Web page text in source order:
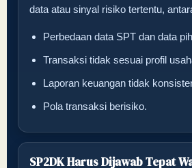
data atau sinyal risiko tertentu,
Perbedaan data SPT dan data
Transaksi tidak sesuai profil
Laporan keuangan tidak
Pola transaksi berisiko.
SP2DK Harus Dijawab Tepat